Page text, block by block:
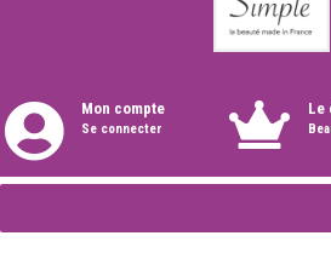
 Mon compte
Se connecter  Le